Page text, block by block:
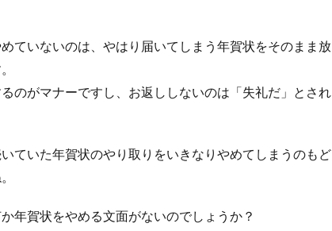
ていないのは、やはり届いてしまう年賀状をそのまま放
のがマナーですし、お返ししないのは「失礼だ」とされ
ていた年賀状のやり取りをいきなりやめてしまうのもど
年賀状をやめる文面がないのでしょうか？